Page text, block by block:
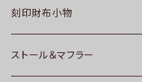
刻印財布小物
ストール＆マフラー